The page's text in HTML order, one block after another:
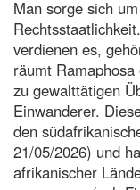
Man sorge sich
verdienen es,
räumt
zu gewalttätigen
Einwanderer.
den
21/05/2026) und
afrikanischer